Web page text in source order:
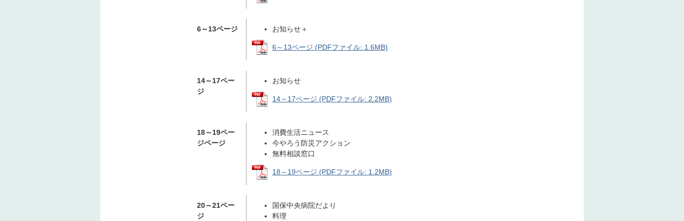
6～13ページ お知らせ＋
6～13ページ (PDFファイル: 1.6MB)
14～17ペー
ジ
お知らせ
14～17ページ (PDFファイル: 2.2MB)
18～19ペー
ジページ
消費生活ニュース
今やろう防災アクション
無料相談窓口
18～19ページ (PDFファイル: 1.2MB)
20～21ペー
ジ
国保中央病院だより
料理